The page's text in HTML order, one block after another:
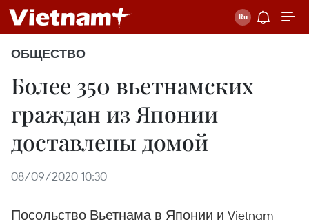
ОБЩЕСТВО
Более 350 вьетнамских
граждан из Японии
доставлены домой
08/09/2020 10:30
Посольство Вьетнама в Японии и Vietnam